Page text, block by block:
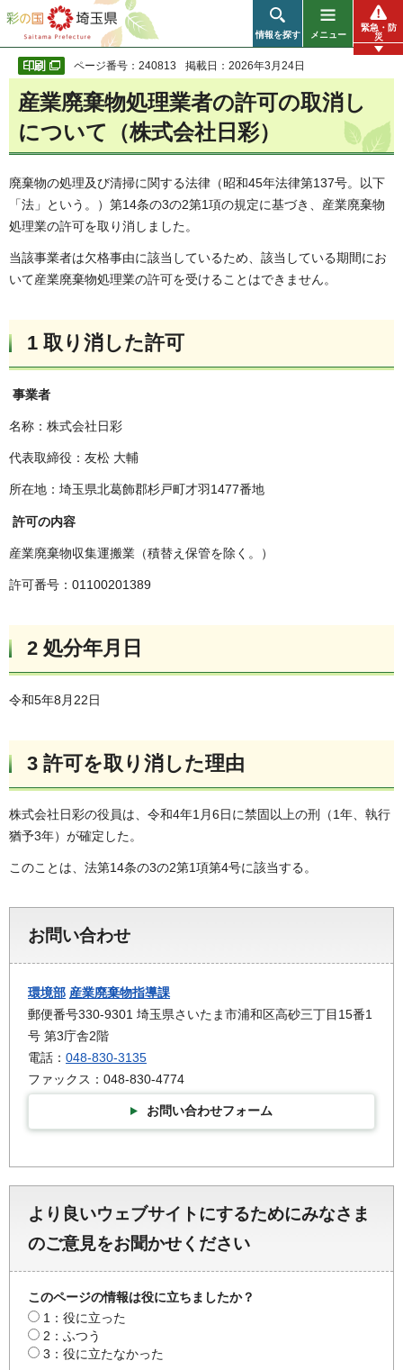
彩の国 埼玉県
情報を探す メニュー
緊急・防
災
ページ番号：240813 掲載日：2026年3月24日
産業廃棄物処理業者の許可の取消し
について（株式会社日彩）
廃棄物の処理及び清掃に関する法律（昭和45年法律第137号。以下
「法」という。）第14条の3の2第1項の規定に基づき、産業廃棄物
処理業の許可を取り消しました。
当該事業者は欠格事由に該当しているため、該当している期間にお
いて産業廃棄物処理業の許可を受けることはできません。
1 取り消した許可
事業者
名称：株式会社日彩
代表取締役：友松 大輔
所在地：埼玉県北葛飾郡杉戸町才羽1477番地
許可の内容
産業廃棄物収集運搬業（積替え保管を除く。）
許可番号：01100201389
2 処分年月日
令和5年8月22日
3 許可を取り消した理由
株式会社日彩の役員は、令和4年1月6日に禁固以上の刑（1年、執行
猶予3年）が確定した。
このことは、法第14条の3の2第1項第4号に該当する。
お問い合わせ
環境部 産業廃棄物指導課
郵便番号330-9301 埼玉県さいたま市浦和区高砂三丁目15番1
号 第3庁舎2階
電話： 048-830-3135
ファックス：048-830-4774
お問い合わせフォーム
より良いウェブサイトにするためにみなさま
のご意見をお聞かせください
このページの情報は役に立ちましたか？
1：役に立った
2：ふつう
3：役に立たなかった